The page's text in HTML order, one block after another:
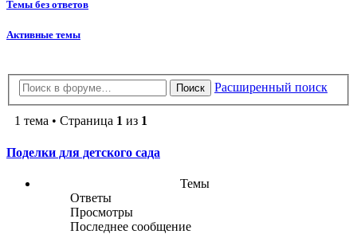
Темы без ответов
Активные темы
Поиск Расширенный поиск
1 тема • Страница 1 из 1
Поделки для детского сада
Темы
Ответы
Просмотры
Последнее сообщение